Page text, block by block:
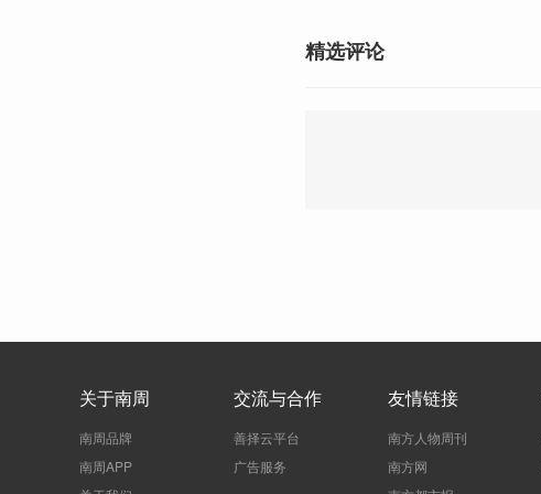
精选评论
关于南周
南周品牌
南周APP
交流与合作
善择云平台
广告服务
友情链接
南方人物周刊
南方网